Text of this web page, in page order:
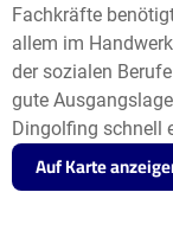
Fachkräfte
allem im
der sozialen
gute
Dingolfing schnell
Auf Karte